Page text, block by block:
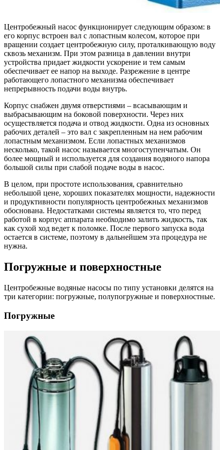
Центробежный насос функционирует следующим образом: в
его корпус встроен вал с лопастным колесом, которое при
вращении создает центробежную силу, проталкивающую воду
сквозь механизм. При этом разница в давлении внутри
устройства придает жидкости ускорение и тем самым
обеспечивает ее напор на выходе. Разрежение в центре
работающего лопастного механизма обеспечивает
непрерывность подачи воды внутрь.
Корпус снабжен двумя отверстиями – всасывающим и
выбрасывающим на боковой поверхности. Через них
осуществляется подача и отвод жидкости. Одна из основных
рабочих деталей – это вал с закрепленным на нем рабочим
лопастным механизмом. Если лопастных механизмов
несколько, такой насос называется многоступенчатым. Он
более мощный и используется для создания водяного напора
большой силы при слабой подаче воды в насос.
В целом, при простоте использования, сравнительно
небольшой цене, хороших показателях мощности, надежности
и продуктивности популярность центробежных механизмов
обоснована. Недостатками системы является то, что перед
работой в корпус аппарата необходимо залить жидкость, так
как сухой ход ведет к поломке. После первого запуска вода
остается в системе, поэтому в дальнейшем эта процедура не
нужна.
Погружные и поверхностные
Центробежные водяные насосы по типу установки делятся на
три категории: погружные, полупогружные и поверхностные.
Погружные